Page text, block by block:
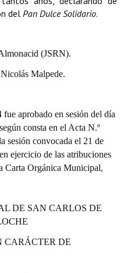
del Pan Dulce Solidario.
(JSRN).
Malpede.
aprobado en sesión del día
consta en el Acta N.º
sesión convocada el 21 de
ejercicio de las atribuciones
Carta Orgánica Municipal,
DE SAN CARLOS DE
CARÁCTER DE